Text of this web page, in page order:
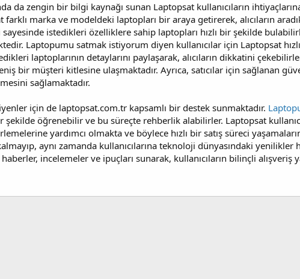
da zengin bir bilgi kaynağı sunan Laptopsat kullanıcıların
farklı marka ve modeldeki laptopları bir araya getirerek, alıcıların
istedikleri özelliklere sahip laptopları hızlı bir şekilde
Laptopumu satmak istiyorum diyen kullanıcılar için Laptopsat
laptoplarının detaylarını paylaşarak, alıcıların dikkatini
bir müşteri kitlesine ulaşmaktadır. Ayrıca, satıcılar için sağlanan
sağlamaktadır.
için de laptopsat.com.tr kapsamlı bir destek sunmaktadır.
şekilde öğrenebilir ve bu süreçte rehberlik alabilirler. Laptopsat
yardımcı olmakta ve böylece hızlı bir satış süreci
aynı zamanda kullanıcılarına teknoloji dünyasındaki
incelemeler ve ipuçları sunarak, kullanıcıların bilinçli alışveriş